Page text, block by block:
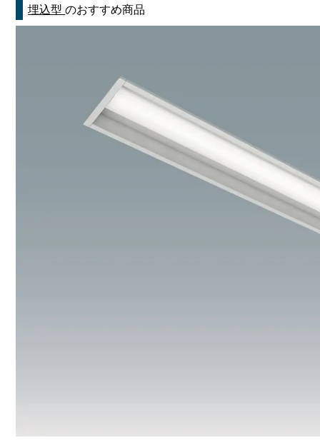
埋込型のおすすめ商品